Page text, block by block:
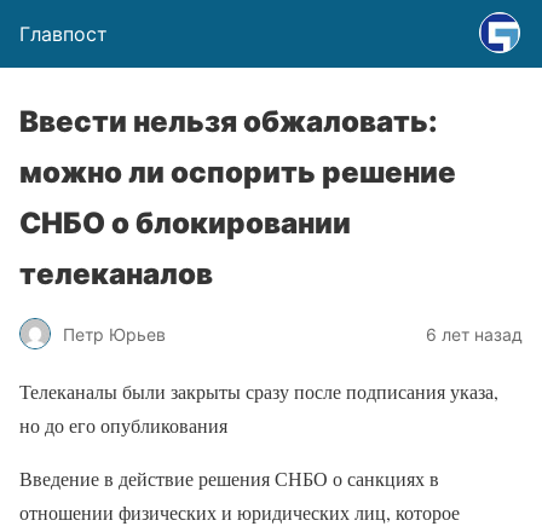
Главпост
Ввести нельзя обжаловать:
можно ли оспорить решение
СНБО о блокировании
телеканалов
Петр Юрьев 6 лет назад
Телеканалы были закрыты сразу после подписания указа,
но до его опубликования
Введение в действие решения СНБО о санкциях в
отношении физических и юридических лиц, которое